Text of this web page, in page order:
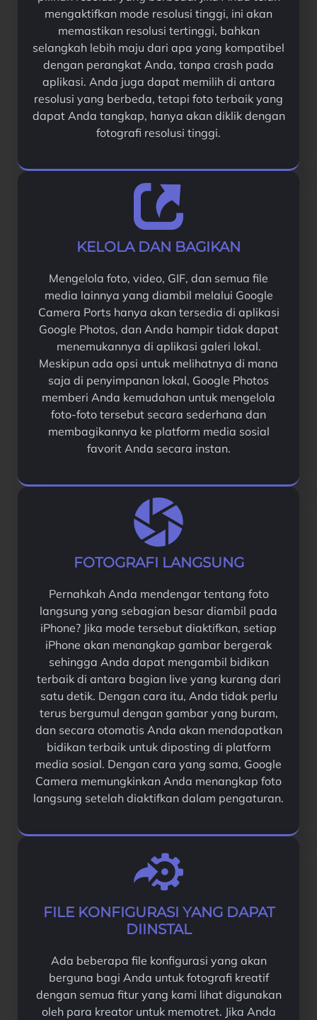
mengaktifkan mode resolusi tinggi, ini akan
memastikan resolusi tertinggi, bahkan
selangkah lebih maju dari apa yang kompatibel
dengan perangkat Anda, tanpa crash pada
aplikasi. Anda juga dapat memilih di antara
resolusi yang berbeda, tetapi foto terbaik yang
dapat Anda tangkap, hanya akan diklik dengan
fotografi resolusi tinggi.
KELOLA DAN BAGIKAN
Mengelola foto, video, GIF, dan semua file
media lainnya yang diambil melalui Google
Camera Ports hanya akan tersedia di aplikasi
Google Photos, dan Anda hampir tidak dapat
menemukannya di aplikasi galeri lokal.
Meskipun ada opsi untuk melihatnya di mana
saja di penyimpanan lokal, Google Photos
memberi Anda kemudahan untuk mengelola
foto-foto tersebut secara sederhana dan
membagikannya ke platform media sosial
favorit Anda secara instan.
FOTOGRAFI LANGSUNG
Pernahkah Anda mendengar tentang foto
langsung yang sebagian besar diambil pada
iPhone? Jika mode tersebut diaktifkan, setiap
iPhone akan menangkap gambar bergerak
sehingga Anda dapat mengambil bidikan
terbaik di antara bagian live yang kurang dari
satu detik. Dengan cara itu, Anda tidak perlu
terus bergumul dengan gambar yang buram,
dan secara otomatis Anda akan mendapatkan
bidikan terbaik untuk diposting di platform
media sosial. Dengan cara yang sama, Google
Camera memungkinkan Anda menangkap foto
langsung setelah diaktifkan dalam pengaturan.
FILE KONFIGURASI YANG DAPAT
DIINSTAL
Ada beberapa file konfigurasi yang akan
berguna bagi Anda untuk fotografi kreatif
dengan semua fitur yang kami lihat digunakan
oleh para kreator untuk memotret. Jika Anda